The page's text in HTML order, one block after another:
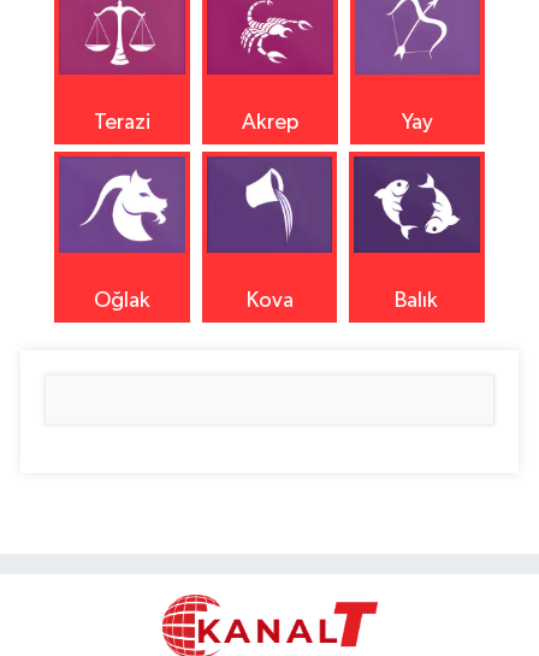
Terazi Akrep Yay
Oğlak Kova Balık